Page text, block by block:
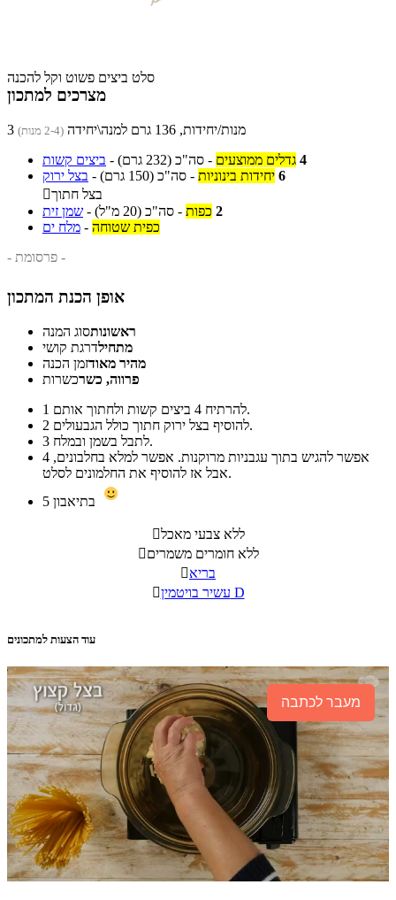
סלט ביצים פשוט וקל להכנה
מצרכים למתכון
3 מנות/יחידות, 136 גרם למנה\יחידה (2-4 מנות)
ביצים קשות - 4 גדלים ממוצעים - סה"כ (232 גרם)
בצל ירוק - 6 יחידות בינוניות - סה"כ (150 גרם)
בצל חתוך
שמן זית - 2 כפות - סה"כ (20 מ"ל)
מלח ים - כפית שטוחה
- פרסומת -
אופן הכנת המתכון
ראשונותסוג המנה
מתחילדרגת קושי
מהיר מאודזמן הכנה
פרווה, כשרכשרות
1
להרתיח 4 ביצים קשות ולחתוך אותם.
2
להוסיף בצל ירוק חתוך כולל הגבעולים.
3
לתבל בשמן ובמלח.
4
אבל אז להוסיף את החלמונים לסלט.
5
ללא צבעי מאכל
ללא חומרים משמרים
בריא

עשיר בויטמין D
עוד הצעות למתכונים
מעבר לכתבה